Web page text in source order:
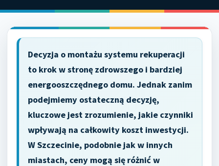
Decyzja o montażu systemu rekuperacji
to krok w stronę zdrowszego i bardziej
energooszczędnego domu. Jednak zanim
podejmiemy ostateczną decyzję,
kluczowe jest zrozumienie, jakie czynniki
wpływają na całkowity koszt inwestycji.
W Szczecinie, podobnie jak w innych
miastach, ceny mogą się różnić w